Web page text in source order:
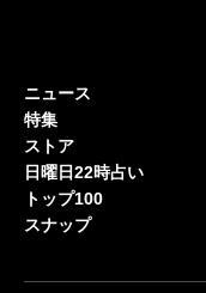
ニュース
特集
ストア
日曜日22時占い
トップ100
スナップ